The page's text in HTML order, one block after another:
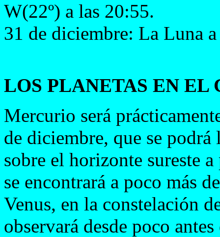
W(22º) a las 20:55.
31 de diciembre: La Luna
LOS PLANETAS EN EL
Mercurio será
de diciembre, que se podrá
sobre el horizonte sureste
se encontrará a poco más
Venus, en la constelación
observará desde poco